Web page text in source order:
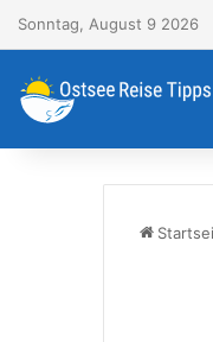
Sonntag, August 9 2026